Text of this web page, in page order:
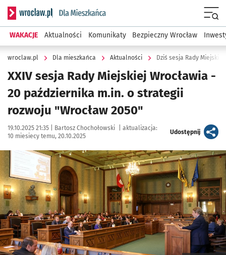
Serwis informacyjny wroclaw.pl podserwis: Dla mieszkańca
WAKACJE Aktualności Komunikaty Bezpieczny Wrocław
wroclaw.pl Dla mieszkańca Aktualności Dziś sesja Rady Miejskiej
XXIV sesja Rady Miejskiej Wrocławia -
20 października m.in. o strategii
rozwoju "Wrocław 2050"
Data publikacji:
19.10.2025 21:35 | Autor:
Bartosz Chochołowski
aktualizacja:
10 miesiecy temu, 20.10.2025
Udostępnijartykuł
Kliknij, aby powiększyć